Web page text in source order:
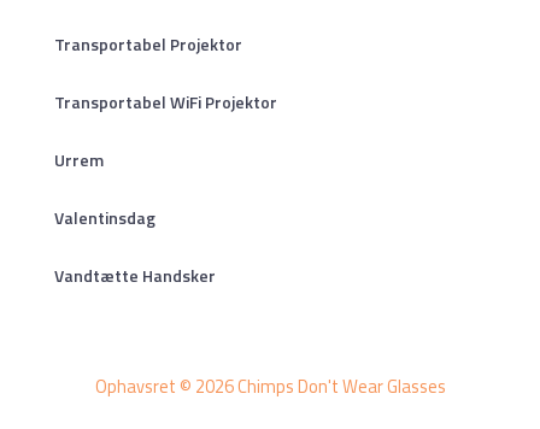
Transportabel Projektor
Transportabel WiFi Projektor
Urrem
Valentinsdag
Vandtætte Handsker
Ophavsret © 2026 Chimps Don't Wear Glasses